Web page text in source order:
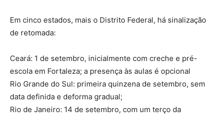
Em cinco estados, mais o Distrito Federal, há sinalização
de retomada:
Ceará: 1 de setembro, inicialmente com creche e pré-
escola em Fortaleza; a presença às aulas é opcional
Rio Grande do Sul: primeira quinzena de setembro, sem
data definida e deforma gradual;
Rio de Janeiro: 14 de setembro, com um terço da